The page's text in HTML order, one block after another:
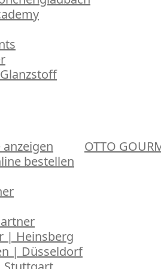
anzeigen
OTTO
bestellen
| Heinsberg
| Düsseldorf